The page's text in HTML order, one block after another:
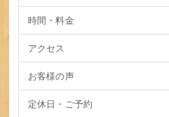
時間・料金
アクセス
お客様の声
定休日・ご予約